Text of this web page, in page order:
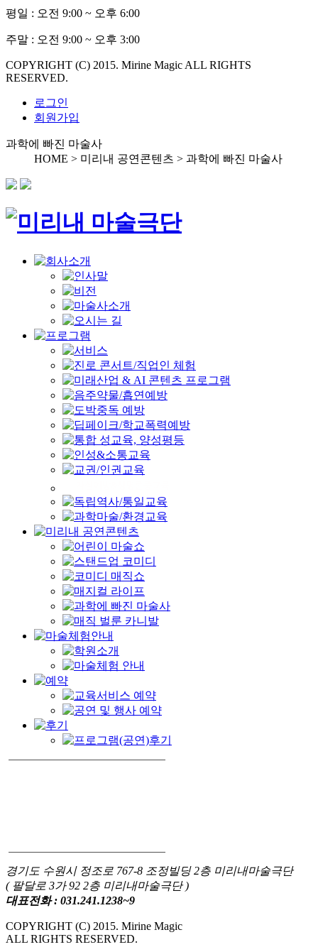
평일 : 오전 9:00 ~ 오후 6:00
주말 : 오전 9:00 ~ 오후 3:00
COPYRIGHT (C) 2015. Mirine Magic ALL RIGHTS
RESERVED.
로그인
회원가입
과학에 빠진 마술사
HOME > 미리내 공연콘텐츠 > 과학에 빠진 마술사
경기도 수원시 정조로 767-8 조정빌딩 2층 미리내마술극단
( 팔달로 3가 92 2층 미리내마술극단 )
대표전화 : 031.241.1238~9
COPYRIGHT (C) 2015. Mirine Magic
ALL RIGHTS RESERVED.